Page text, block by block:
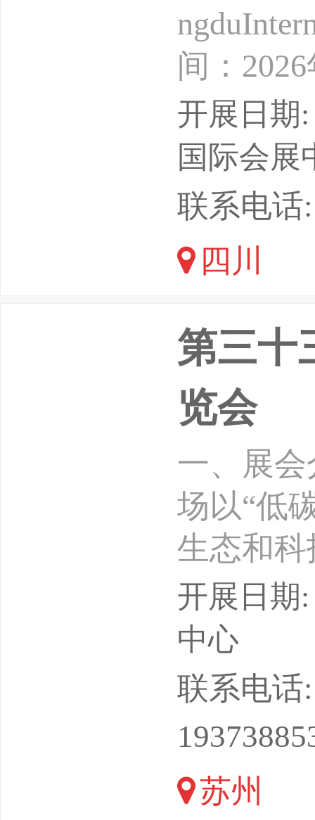
间：
会展中
防科工
中国电
公司◆》
开展日期
国际会展
联系电话
四川
第三十
览会
一、展
场以“低
生态和
和科技
体系、
系化转
生态构
的第三
开展日期
中心
联系电话
苏州